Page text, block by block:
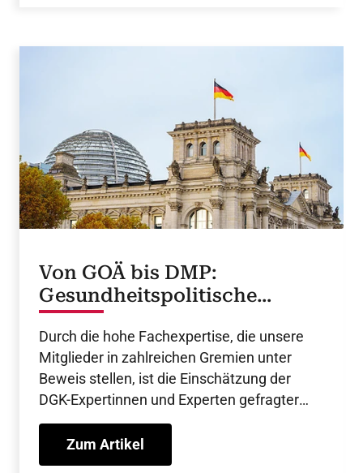
Von GOÄ bis DMP:
Gesundheitspolitische
Stellungnahmen der DGK
Durch die hohe Fachexpertise, die unsere
Mitglieder in zahlreichen Gremien unter
Beweis stellen, ist die Einschätzung der
DGK-Expertinnen und Experten gefragter
denn je. 2024 wurden insgesamt 47
Stellungnahmen eingereicht, einige werden
hier vorgestellt.
Zum Artikel